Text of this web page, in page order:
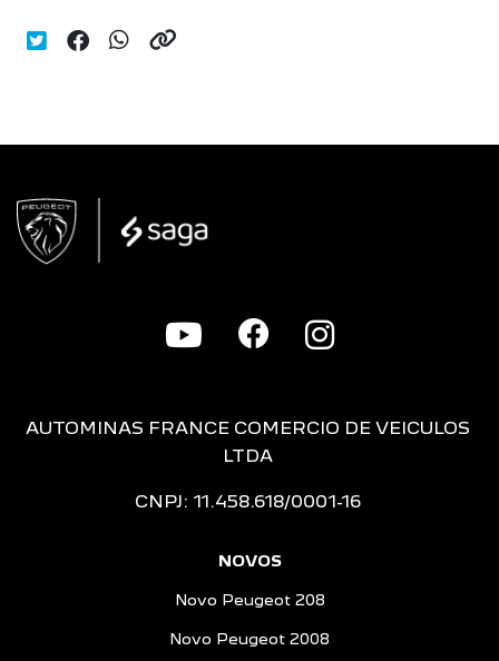
AUTOMINAS FRANCE COMERCIO DE VEICULOS
LTDA
CNPJ: 11.458.618/0001-16
NOVOS
Novo Peugeot 208
Novo Peugeot 2008